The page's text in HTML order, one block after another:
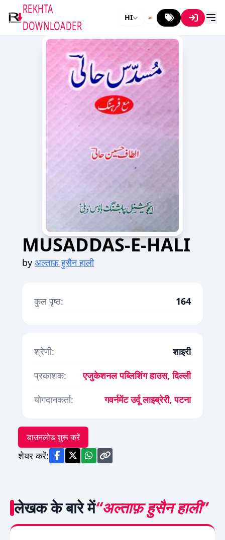
REKHTA
DOWNLOADER
HI
MUSADDAS-E-HALI
by अल्ताफ़ हुसैन हाली
कुल पृष्ठ: 164
श्रेणी:
शाइरी
प्रकाशक:
एजुकेशनल पब्लिशिंग हाउस, दिल्ली
योगदानकर्ता:
गवर्नमेंट उर्दू लाइब्रेरी, पटना
डाउनलोड शुरू करें
शेयर करें:
लेखक के बारे में“अल्ताफ़ हुसैन हाली”